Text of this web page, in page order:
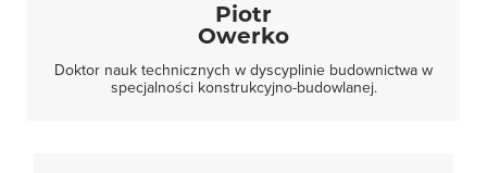
Piotr
Owerko
Doktor nauk technicznych w dyscyplinie budownictwa w
specjalności konstrukcyjno-budowlanej.